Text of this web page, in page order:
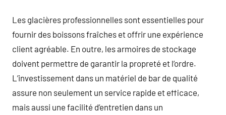
Les glacières professionnelles sont essentielles pour
fournir des boissons fraîches et offrir une expérience
client agréable. En outre, les armoires de stockage
doivent permettre de garantir la propreté et l’ordre.
L’investissement dans un matériel de bar de qualité
assure non seulement un service rapide et efficace,
mais aussi une facilité d’entretien dans un